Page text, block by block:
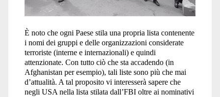
È noto che ogni Paese stila una propria lista contenente
i nomi dei gruppi e delle organizzazioni considerate
terroriste (interne e internazionali) e quindi
attenzionate. Con tutto ciò che sta accadendo (in
Afghanistan per esempio), tali liste sono più che mai
d’attualità. A tal proposito vi interesserà sapere che
negli USA nella lista stilata dall’FBI oltre ai nominativi